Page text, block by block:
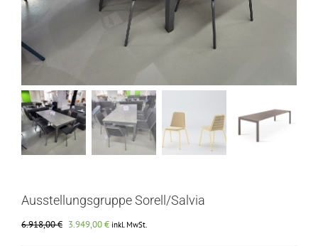
Ausstellungsgruppe Sorell/Salvia
6.918,00€ Ursprünglicher
3.949,00€Aktueller
inkl. MwSt.